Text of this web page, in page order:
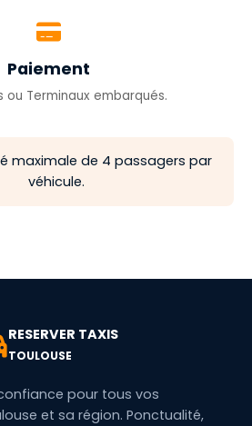
Paiement
ou Terminaux embarqués.
maximale de 4 passagers par
véhicule.
RESERVER TAXIS
TOULOUSE
pour tous vos
et sa région. Ponctualité,